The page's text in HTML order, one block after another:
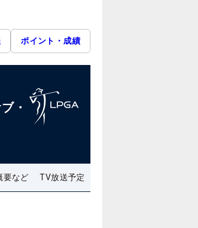
ポイント・成績
・
要など TV放送予定